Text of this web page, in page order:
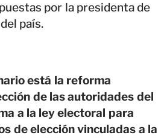
por la presidenta de
país.
está la reforma
de las autoridades del
a la ley electoral para
de elección vinculadas a la